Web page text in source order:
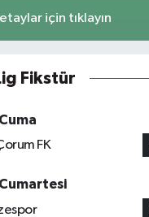
için tıklayın
Fikstür
FK